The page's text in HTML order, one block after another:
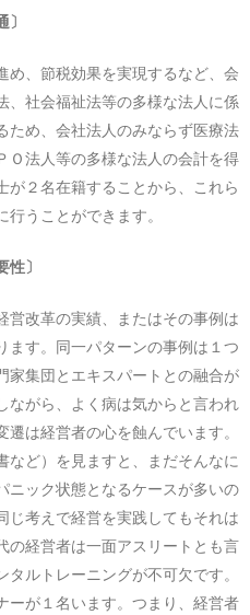
め、節税効果を実現するなど、会
、社会福祉法等の多様な法人に係
ため、会社法人のみならず医療法
Ｏ法人等の多様な法人の会計を得
２名在籍することから、これら
うことができます。
〕
営改革の実績、またはその事例は
ます。同一パターンの事例は１つ
家集団とエキスパートとの融合が
ながら、よく病は気からと言われ
は経営者の心を蝕んでいます。
など）を見ますと、まだそんなに
ニック状態となるケースが多いの
じ考えで経営を実践してもそれは
の経営者は一面アスリートとも言
ルトレーニングが不可欠です。
ーが１名います。つまり、経営者